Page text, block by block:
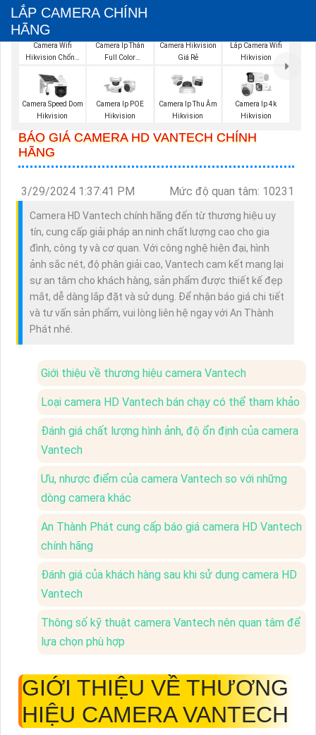
LẮP CAMERA CHÍNH
HÃNG
Camera Wifi
Hikvision Chống
Camera Ip Thân
Full Color
Camera Hikvision
Giá Rẻ
Lắp Camera Wifi
Hikvision
Camera Speed Dom
Hikvision
Camera Ip POE
Hikvision
Camera Ip Thu Âm
Hikvision
Camera Ip 4k
Hikvision
BÁO GIÁ CAMERA HD VANTECH CHÍNH
HÃNG
3/29/2024 1:37:41 PM Mức độ quan tâm: 10231
Camera HD Vantech chính hãng đến từ thương hiệu uy
tín, cung cấp giải pháp an ninh chất lượng cao cho gia
đình, công ty và cơ quan. Với công nghệ hiện đại, hình
ảnh sắc nét, độ phân giải cao, Vantech cam kết mang lại
sự an tâm cho khách hàng, sản phẩm được thiết kế đẹp
mắt, dễ dàng lắp đặt và sử dụng. Để nhận báo giá chi tiết
và tư vấn sản phẩm, vui lòng liên hệ ngay với An Thành
Phát nhé.
Giới thiệu về thương hiệu camera Vantech
Loại camera HD Vantech bán chạy có thể tham khảo
Đánh giá chất lượng hình ảnh, độ ổn định của camera
Vantech
Ưu, nhược điểm của camera Vantech so với những
dòng camera khác
An Thành Phát cung cấp báo giá camera HD Vantech
chính hãng
Đánh giá của khách hàng sau khi sử dụng camera HD
Vantech
Thông số kỹ thuật camera Vantech nên quan tâm để
lựa chọn phù hợp
GIỚI THIỆU VỀ THƯƠNG
HIỆU CAMERA VANTECH